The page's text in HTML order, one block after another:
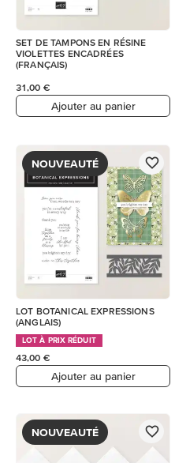
SET DE TAMPONS EN RÉSINE
VIOLETTES ENCADRÉES
(FRANÇAIS)
31,00 €
Ajouter au panier
NOUVEAUTÉ
LOT BOTANICAL EXPRESSIONS
(ANGLAIS)
LOT À PRIX RÉDUIT
43,00 €
Ajouter au panier
NOUVEAUTÉ